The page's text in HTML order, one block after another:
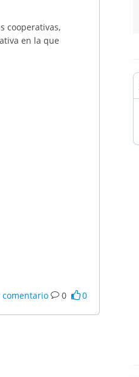
cooperativas,
en la que
0 0